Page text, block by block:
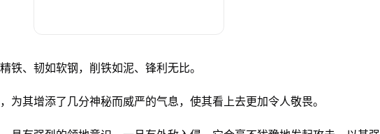
铁、韧如软钢，削铁如泥、锋利无比。
为其增添了几分神秘而威严的气息，使其看上去更加令人敬畏。